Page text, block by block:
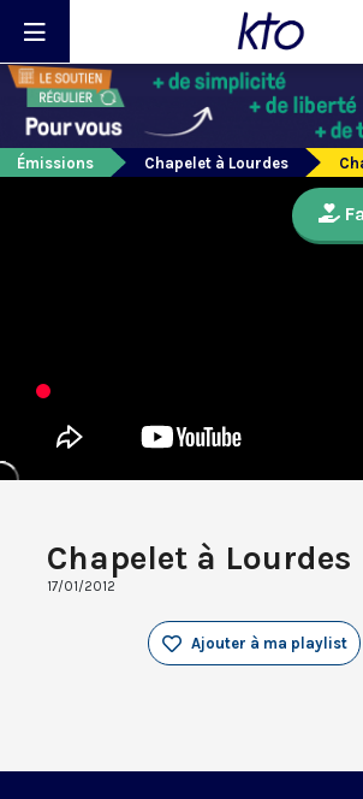
Émissions Chapelet à Lourdes
Chapelet à Lourdes
17/01/2012
Ajouter à ma playlist